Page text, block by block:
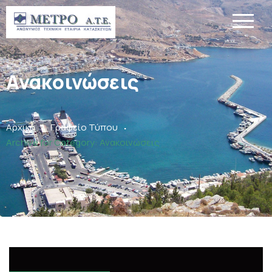
Ανακοινώσεις
Αρχική . Γραφείο Τύπου .
Archive forCategory: Ανακοινώσεις